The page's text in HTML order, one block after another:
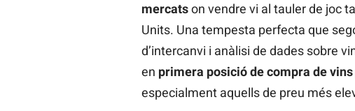
mercatson vendre vi al tauler de joc
Units. Una tempesta perfecta que
d’intercanvi i anàlisi de dades sobre
en primera posició de compra de vins
especialment aquells de preu més